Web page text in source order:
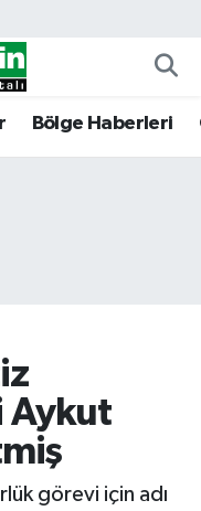
Bölge Haberleri
Aykut
görevi için adı